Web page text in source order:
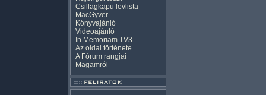
Csillagkapu levlista
MacGyver
Könyvajánló
Videoajánló
In Memoriam TV3
Az oldal története
A Fórum rangjai
Magamról